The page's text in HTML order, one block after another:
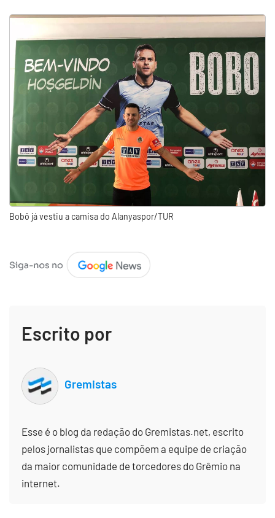
Bobô já vestiu a camisa do Alanyaspor/TUR
Escrito por
Gremistas
Esse é o blog da redação do Gremistas.net, escrito
pelos jornalistas que compõem a equipe de criação
da maior comunidade de torcedores do Grêmio na
internet.